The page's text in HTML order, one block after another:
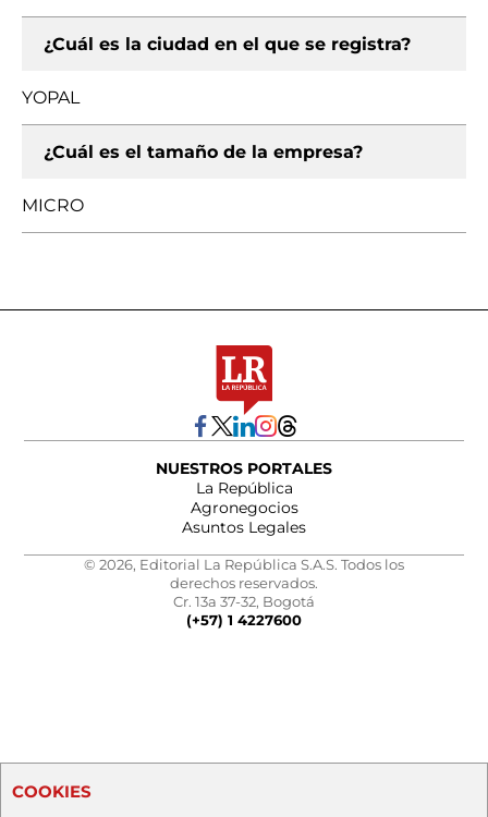
¿Cuál es la ciudad en el que se registra?
YOPAL
¿Cuál es el tamaño de la empresa?
MICRO
NUESTROS PORTALES
La República
Agronegocios
Asuntos Legales
© 2026, Editorial La República S.A.S. Todos los
derechos reservados.
Cr. 13a 37-32, Bogotá
(+57) 1 4227600
COOKIES